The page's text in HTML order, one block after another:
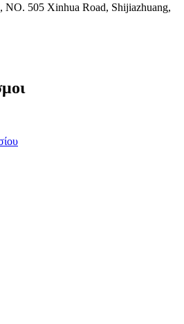
NO. 505 Xinhua Road, Shijiazhuang,